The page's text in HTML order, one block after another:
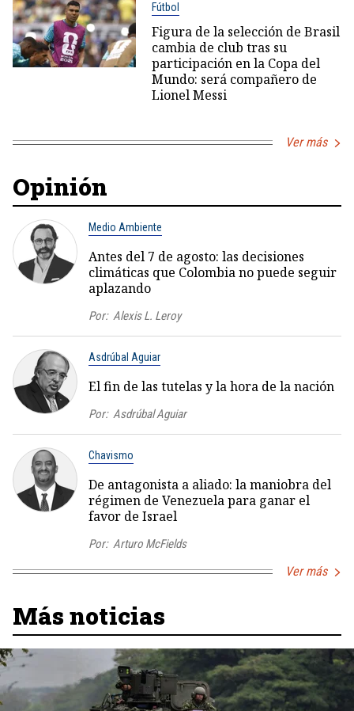
Fútbol
Figura de la selección de Brasil
cambia de club tras su
participación en la Copa del
Mundo: será compañero de
Lionel Messi
Ver más
Opinión
Medio Ambiente
Antes del 7 de agosto: las decisiones
climáticas que Colombia no puede seguir
aplazando
Por: Alexis L. Leroy
Asdrúbal Aguiar
El fin de las tutelas y la hora de la nación
Por: Asdrúbal Aguiar
Chavismo
De antagonista a aliado: la maniobra del
régimen de Venezuela para ganar el
favor de Israel
Por: Arturo McFields
Ver más
Más noticias